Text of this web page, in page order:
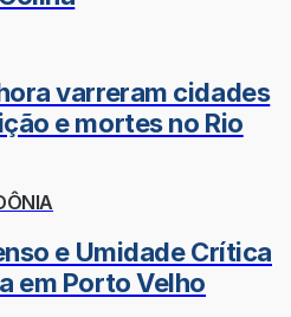
varreram cidades
e mortes no Rio
e Umidade Crítica
em Porto Velho